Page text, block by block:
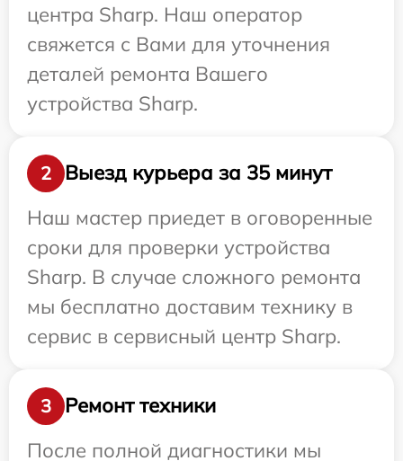
центра Sharp. Наш оператор
свяжется с Вами для уточнения
деталей ремонта Вашего
устройства Sharp.
2
Выезд курьера за 35 минут
Наш мастер приедет в оговоренные
сроки для проверки устройства
Sharp. В случае сложного ремонта
мы бесплатно доставим технику в
сервис в сервисный центр Sharp.
3
Ремонт техники
После полной диагностики мы